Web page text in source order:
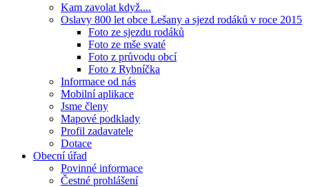
Kam zavolat když....
Oslavy 800 let obce Lešany a sjezd rodáků v roce 2015
Foto ze sjezdu rodáků
Foto ze mše svaté
Foto z průvodu obcí
Foto z Rybníčka
Informace od nás
Mobilní aplikace
Jsme členy
Mapové podklady
Profil zadavatele
Dotace
Obecní úřad
Povinné informace
Čestné prohlášení